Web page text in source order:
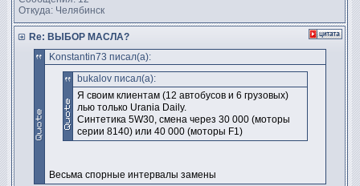
Откуда: Челябинск
Re: ВЫБОР МАСЛА?
Konstantin73 писал(а):
bukalov писал(а):
Я своим клиентам (12 автобусов и 6 грузовых)
лью только Urania Daily.
Синтетика 5W30, смена через 30 000 (моторы
серии 8140) или 40 000 (моторы F1)
Весьма спорные интервалы замены